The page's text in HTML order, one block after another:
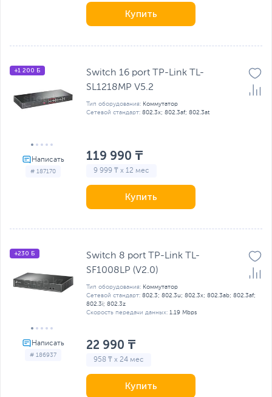
Купить
# 187170
+1 200 Б
Switch 16 port TP-Link TL-
SL1218MP V5.2
Тип оборудования: Коммутатор
Сетевой стандарт: 802.3x; 802.3af; 802.3at
119 990 ₸
9 999 ₸ x 12 мес
Купить
# 186937
+230 Б
Switch 8 port TP-Link TL-
SF1008LP (V2.0)
Тип оборудования: Коммутатор
Сетевой стандарт: 802.3; 802.3u; 802.3x; 802.3ab; 802.3af;
802.3i; 802.3z
Скорость передачи данных: 1.19 Mbps
22 990 ₸
958 ₸ x 24 мес
Купить